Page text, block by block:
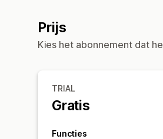
Prijs
Kies het abonnement dat
TRIAL
Gratis
Functies